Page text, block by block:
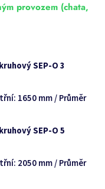
provozem (chata,
SEP-O 3
1650 mm / Průměr
SEP-O 5
2050 mm / Průměr